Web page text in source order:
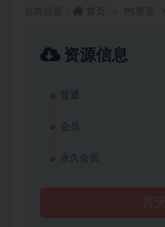
资源信息
普通
会员
永久会员